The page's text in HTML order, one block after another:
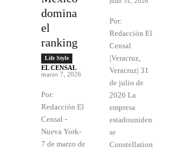
domina
el
ranking
Life Style
EL CENSAL -
marzo 7, 2026
Por:
Redacción El
Censal -
Nueva York-
7 de marzo de
Por:
Redacción El
Censal
|Veracruz,
Veracruz| 31
de julio de
2026 La
empresa
estadouniden
se
Constellation